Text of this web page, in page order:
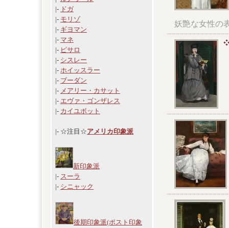
|- ドガ
|- モリゾ
|- ギヨマン
|- マネ
|- ピサロ
|- シスレー
|- ホイッスラー
|- ブーダン
|- メアリー・カサット
|- エヴァ・ゴンザレス
|- カイユボット
|- ☆注目☆アメリカ印象派
新印象派
|- スーラ
|- シニャック
後期印象派(ポスト印象
妖艶な女性の